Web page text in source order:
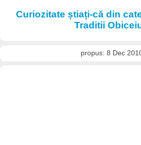
Curiozitate știați-că din
Traditii
propus: 8 Dec